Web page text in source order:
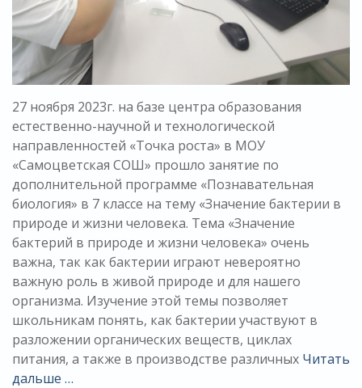
27 ноября 2023г. на базе центра образования
естественно-научной и технологической
направленностей «Точка роста» в МОУ
«Самоцветская СОШ» прошло занятие по
дополнительной программе «Познавательная
биология» в 7 классе на тему «Значение бактерии в
природе и жизни человека. Тема «Значение
бактерий в природе и жизни человека» очень
важна, так как бактерии играют невероятно
важную роль в живой природе и для нашего
организма. Изучение этой темы позволяет
школьникам понять, как бактерии участвуют в
разложении органических веществ, циклах
питания, а также в производстве различных Читать
дальше …